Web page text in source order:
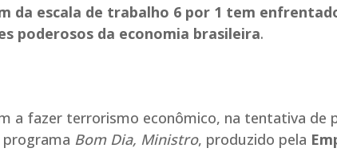
da escala de trabalho 6 por 1 tem
poderosos da economia brasileira.
a fazer terrorismo econômico, na tentativa
programa Bom Dia, Ministro, produzido pela